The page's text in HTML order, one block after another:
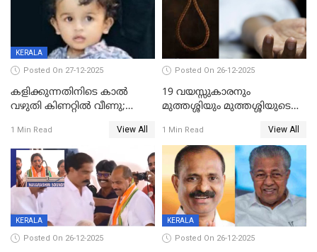
KERALA
Posted On 27-12-2025
കളിക്കുന്നതിനിടെ കാൽ
വഴുതി കിണറ്റിൽ വീണു;
ദാരുണാന്ത്യം
1 Min Read View All
Posted On 26-12-2025
19 വയസ്സുകാരനും
മുത്തശ്ശിയും മുത്തശ്ശിയുടെ
മരിച്ചനിലയിൽ
1 Min Read View All
KERALA
Posted On 26-12-2025
KERALA
Posted On 26-12-2025